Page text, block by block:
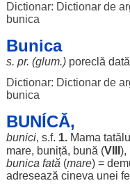
Dictionar: Dictionar de
bunica
Bunica
s. pr. (glum.) poreclă dată
Dictionar: Dictionar de
bunica
BUNÍCĂ,
bunici, s.f. 1. Mama
mare, buniță, bună (VIII ),
bunica fată (mare) =
adresează cineva unei